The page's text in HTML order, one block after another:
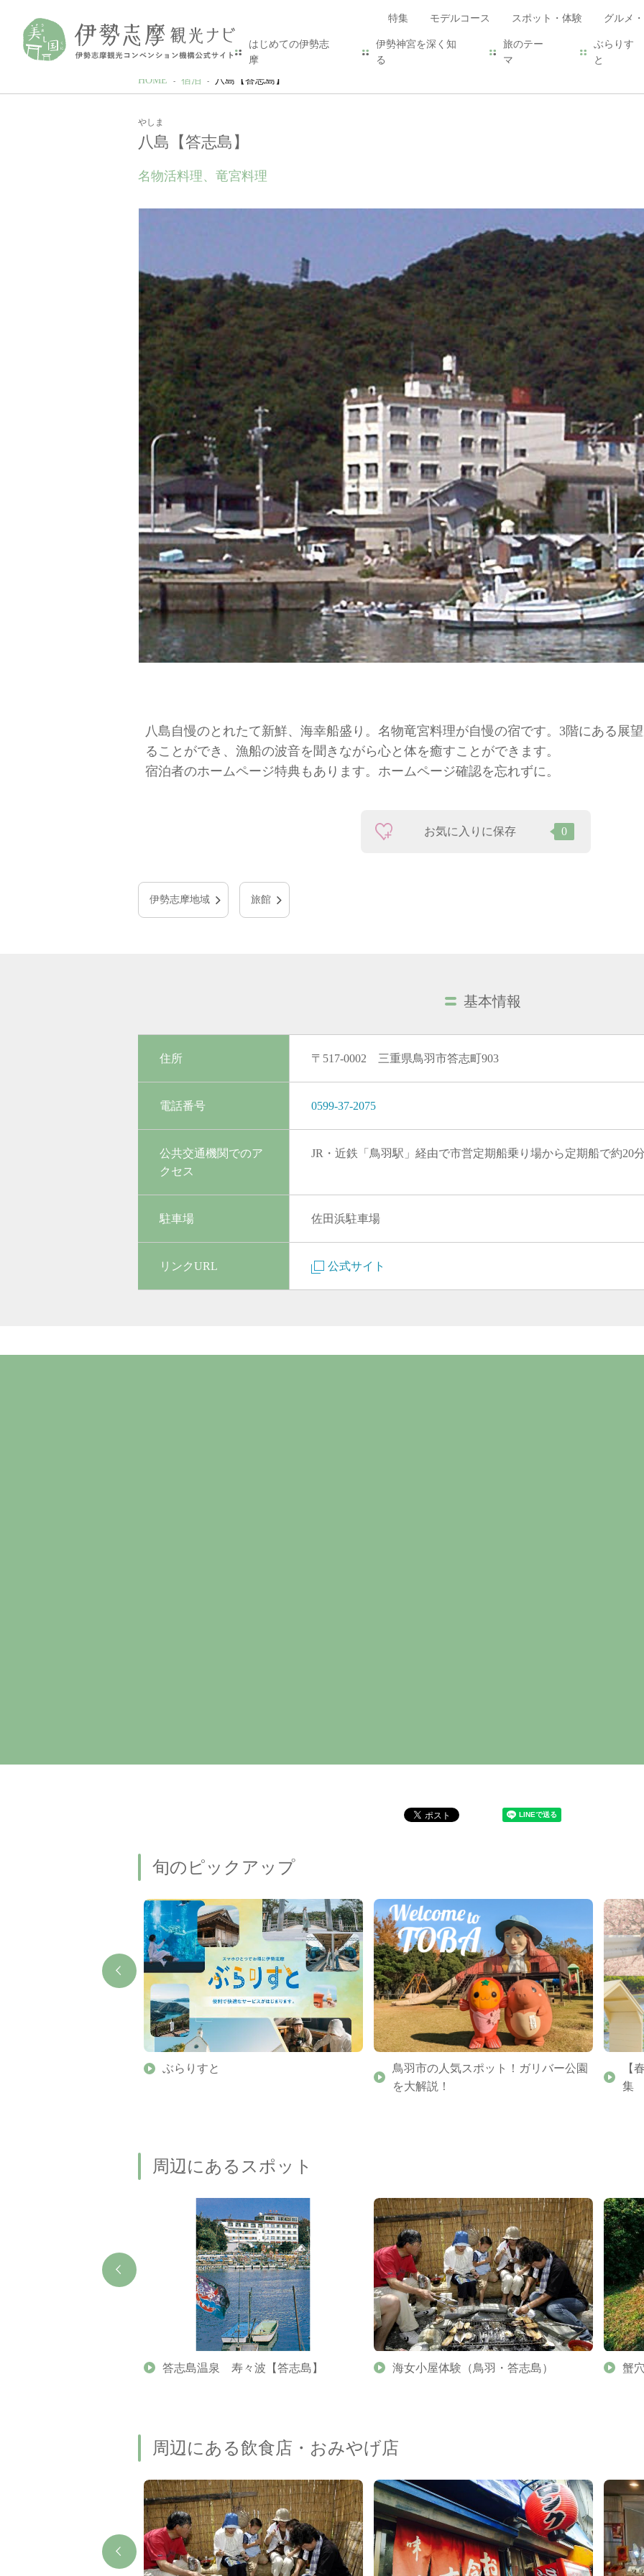
特集 モデルコース スポット・体験 グルメ
はじめての伊勢志
摩
伊勢神宮を深く知
る
旅のテー
マ
ぶらりす
と
HOME 宿泊 八島【答志島】
やしま
八島【答志島】
名物活料理、竜宮料理
八島自慢のとれたて新鮮、海幸船盛り。名物竜宮料理が自慢の宿です。3階にある展
ることができ、漁船の波音を聞きながら心と体を癒すことができます。
宿泊者のホームページ特典もあります。ホームページ確認を忘れずに。
お気に入りに保存 0
伊勢志摩地域 旅館
基本情報
住所 〒517-0002 三重県鳥羽市答志町903
電話番号 0599-37-2075
公共交通機関でのア
クセス
JR・近鉄「鳥羽駅」経由で市営定期船乗り場から定期船で約20
駐車場 佐田浜駐車場
リンクURL 公式サイト
旬のピックアップ
ぶらりすと
鳥羽市の人気スポット！ガリバー公園
を大解説！
【
集
周辺にあるスポット
答志島温泉 寿々波【答志島】 海女小屋体験（鳥羽・答志島） 蟹
周辺にある飲食店・おみやげ店